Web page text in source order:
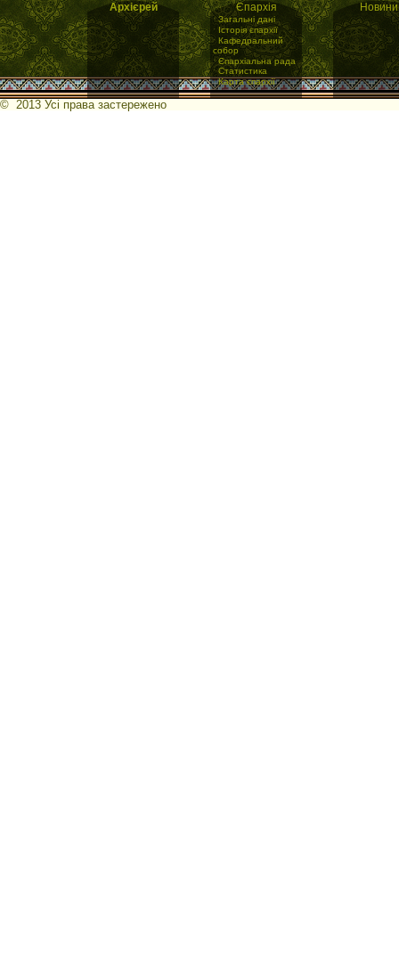
Архієрей Єпархія
·Загальні дані
·Історія єпархії
·Кафедральний
собор
·Єпархіальна рада
·Статистика
·Карта єпархії
Новини
© 2013 Усі права застережено